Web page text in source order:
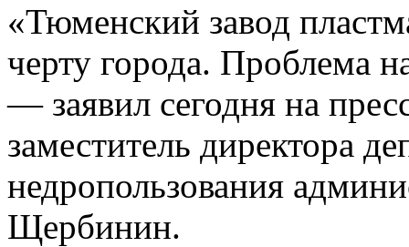
«Тюменский завод
черту города. Проблема
— заявил сегодня на
заместитель директора
недропользования
Щербинин.